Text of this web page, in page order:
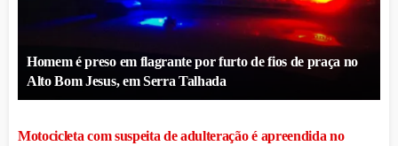
Homem é preso em flagrante por furto de fios de praça no
Alto Bom Jesus, em Serra Talhada
Motocicleta com suspeita de adulteração é apreendida no